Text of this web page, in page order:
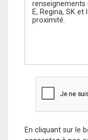
En cliquant sur le